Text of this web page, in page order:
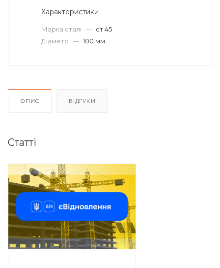
Характеристики
Марка сталі — ст 45
Діаметр — 100 мм
ОПИС ВІДГУКИ
Статті